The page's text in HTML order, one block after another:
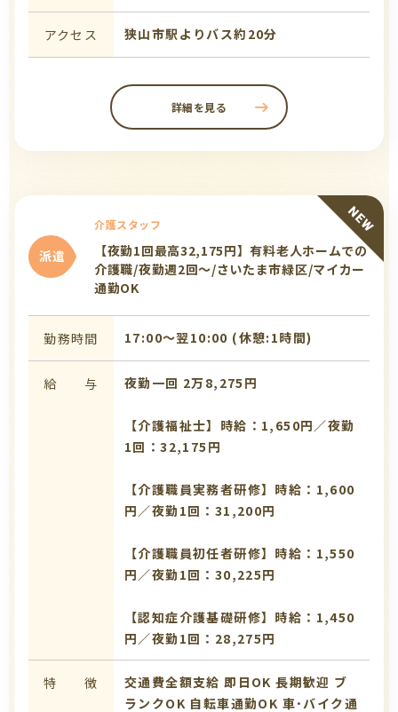
アクセス 狭山市駅よりバス約20分
詳細を見る
派遣
介護スタッフ
【夜勤1回最高32,175円】有料老人ホームでの
介護職/夜勤週2回～/さいたま市緑区/マイカー
通勤OK
勤務時間 17:00〜翌10:00 (休憩:1時間)
給 与 夜勤一回 2万8,275円
【介護福祉士】時給：1,650円／夜勤
1回：32,175円
【介護職員実務者研修】時給：1,600
円／夜勤1回：31,200円
【介護職員初任者研修】時給：1,550
円／夜勤1回：30,225円
【認知症介護基礎研修】時給：1,450
円／夜勤1回：28,275円
特 徴 交通費全額支給 即日OK 長期歓迎 ブ
ランクOK 自転車通勤OK 車･バイク通